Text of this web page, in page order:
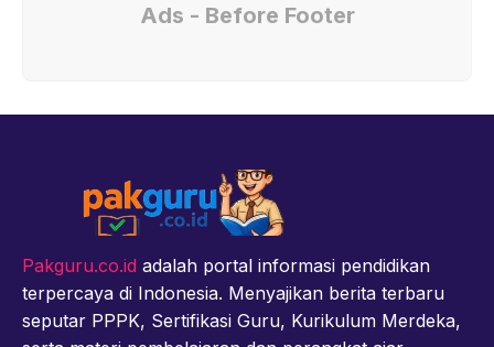
Ads - Before Footer
Pakguru.co.id adalah portal informasi pendidikan
terpercaya di Indonesia. Menyajikan berita terbaru
seputar PPPK, Sertifikasi Guru, Kurikulum Merdeka,